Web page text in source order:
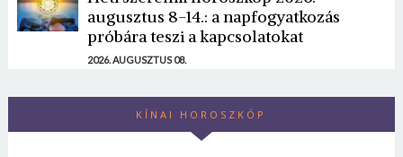
augusztus 8-14.: a napfogyatkozás
próbára teszi a kapcsolatokat
2026. AUGUSZTUS 08.
KÍNAI HOROSZKÓP